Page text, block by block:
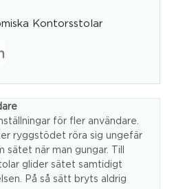
Kontorsstolar
för fler användare.
ryggstödet röra sig ungefär
när man gungar. Till
glider sätet samtidigt
På så sätt bryts aldrig